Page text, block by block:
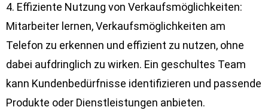
4. Effiziente Nutzung von Verkaufsmöglichkeiten:
Mitarbeiter lernen, Verkaufsmöglichkeiten am
Telefon zu erkennen und effizient zu nutzen, ohne
dabei aufdringlich zu wirken. Ein geschultes Team
kann Kundenbedürfnisse identifizieren und passende
Produkte oder Dienstleistungen anbieten.